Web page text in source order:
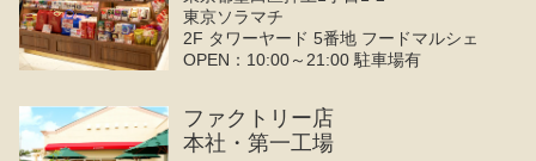
東京ソラマチ
2F タワーヤード 5番地 フードマルシェ
OPEN：10:00～21:00 駐車場有
ファクトリー店
本社・第一工場